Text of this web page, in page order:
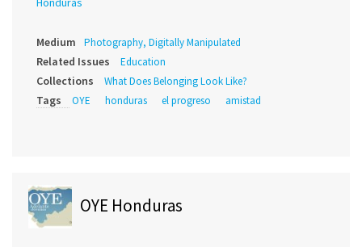
Medium Photography, Digitally Manipulated
Related Issues Education
Collections What Does Belonging Look Like?
Tags OYE honduras el progreso amistad
OYE Honduras